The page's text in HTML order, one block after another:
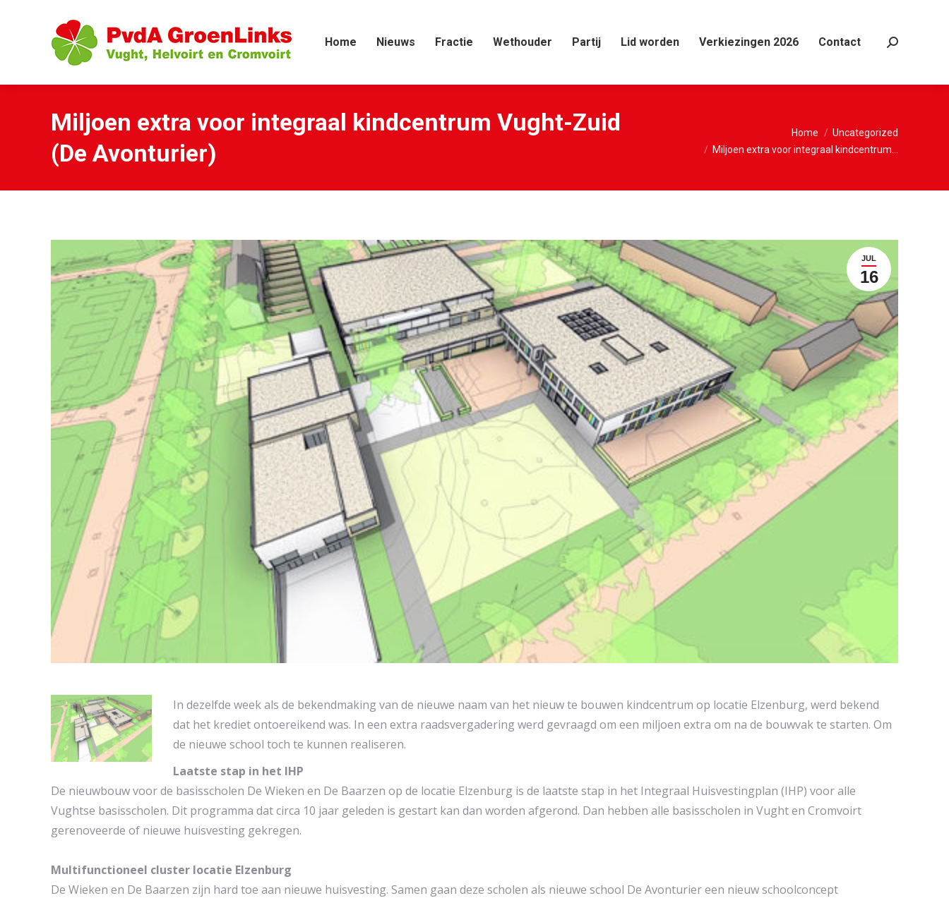
Home Nieuws Fractie Wethouder Partij Lid worden Verkiezingen 2026 Contact Search:
Miljoen extra voor integraal kindcentrum Vught-Zuid
(De Avonturier)
Home
Uncategorized
Miljoen extra voor integraal kindcentrum…
JUL
16
In dezelfde week als de bekendmaking van de nieuwe naam van het nieuw te bouwen kindcentrum op locatie Elzenburg, werd bekend
dat het krediet ontoereikend was. In een extra raadsvergadering werd gevraagd om een miljoen extra om na de bouwvak te starten. Om
de nieuwe school toch te kunnen realiseren.
Laatste stap in het IHP
De nieuwbouw voor de basisscholen De Wieken en De Baarzen op de locatie Elzenburg is de laatste stap in het Integraal Huisvestingplan (IHP) voor alle
Vughtse basisscholen. Dit programma dat circa 10 jaar geleden is gestart kan dan worden afgerond. Dan hebben alle basisscholen in Vught en Cromvoirt
gerenoveerde of nieuwe huisvesting gekregen.
Multifunctioneel cluster locatie Elzenburg
De Wieken en De Baarzen zijn hard toe aan nieuwe huisvesting. Samen gaan deze scholen als nieuwe school De Avonturier een nieuw schoolconcept